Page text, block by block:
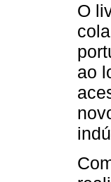
O
ao